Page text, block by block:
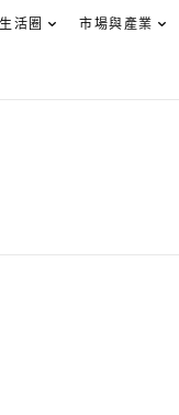
活圈 市場與產業